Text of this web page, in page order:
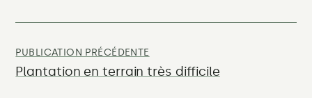
de
l’article
PUBLICATION PRÉCÉDENTE:
Plantation en terrain très difficile